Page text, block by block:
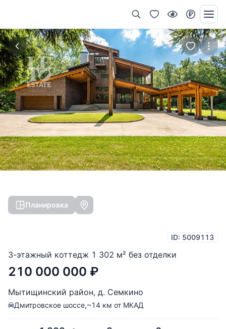
Планировка
ID: 5009113
3-этажный коттедж 1 302 м² без отделки
210 000 000 ₽
Мытищинский район, д. Семкино
Дмитровское шоссе,~14 км от МКАД